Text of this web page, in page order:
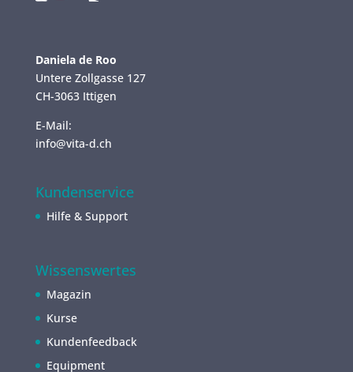
Daniela de Roo
Untere Zollgasse 127
CH-3063 Ittigen
E-Mail:
info@vita-d.ch
Kundenservice
Hilfe & Support
Wissenswertes
Magazin
Kurse
Kundenfeedback
Equipment